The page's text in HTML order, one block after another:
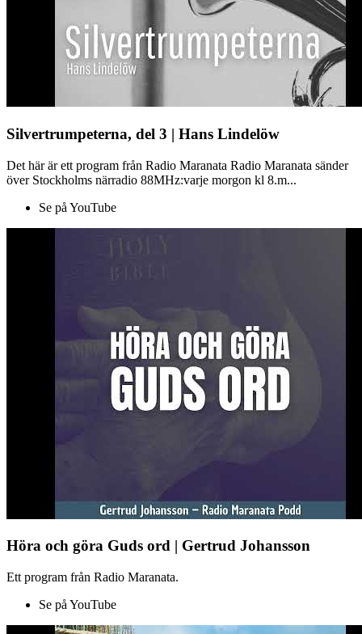
Silvertrumpeterna, del 3 | Hans Lindelöw
Det här är ett program från Radio Maranata Radio Maranata sänder
över Stockholms närradio 88MHz:varje morgon kl 8.m...
Se på YouTube
Höra och göra Guds ord | Gertrud Johansson
Ett program från Radio Maranata.
Se på YouTube